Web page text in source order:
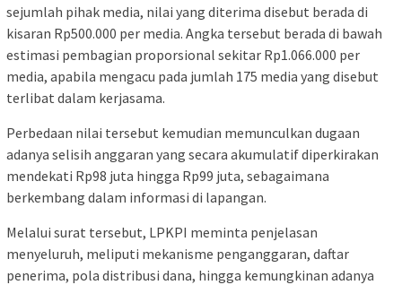
sejumlah pihak media, nilai yang diterima disebut berada di
kisaran Rp500.000 per media. Angka tersebut berada di bawah
estimasi pembagian proporsional sekitar Rp1.066.000 per
media, apabila mengacu pada jumlah 175 media yang disebut
terlibat dalam kerjasama.
Perbedaan nilai tersebut kemudian memunculkan dugaan
adanya selisih anggaran yang secara akumulatif diperkirakan
mendekati Rp98 juta hingga Rp99 juta, sebagaimana
berkembang dalam informasi di lapangan.
Melalui surat tersebut, LPKPI meminta penjelasan
menyeluruh, meliputi mekanisme penganggaran, daftar
penerima, pola distribusi dana, hingga kemungkinan adanya